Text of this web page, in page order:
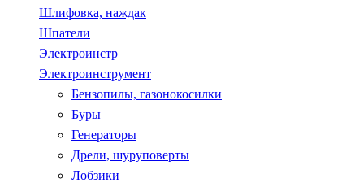
Шлифовка, наждак
Шпатели
Электроинстр
Электроинструмент
Бензопилы, газонокосилки
Буры
Генераторы
Дрели, шуруповерты
Лобзики